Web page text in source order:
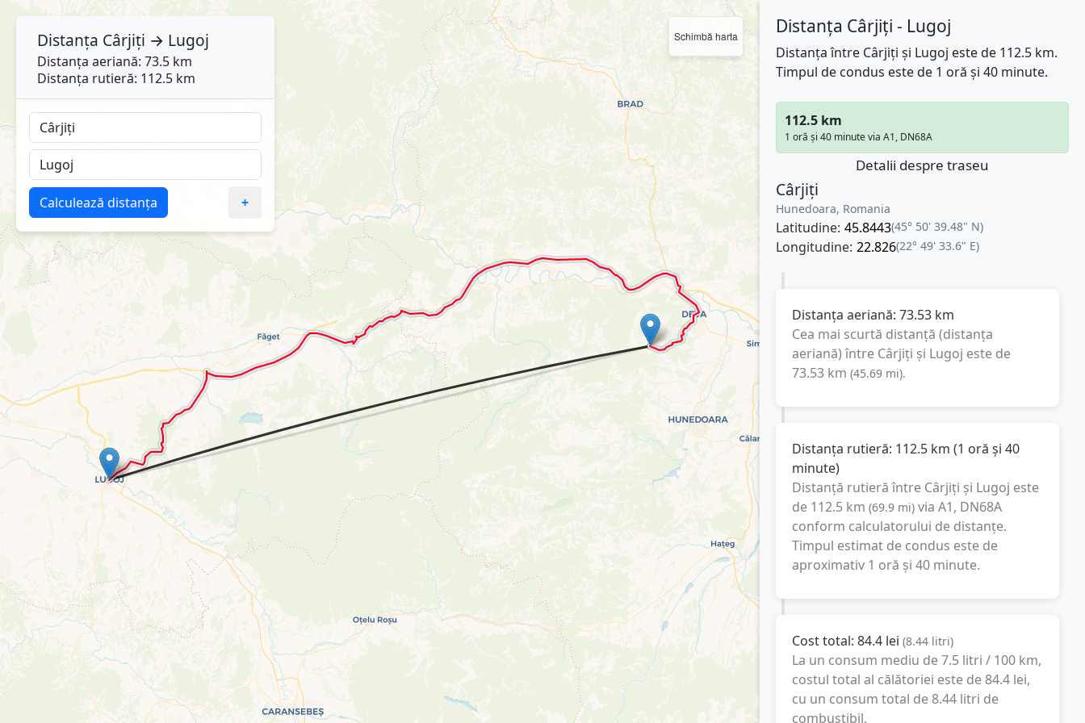
Schimbă harta Distanța Cârjiți - Lugoj
Distanța între Cârjiți și Lugoj este de 112.5 km.
Timpul de condus este de 1 oră și 40 minute.
112.5 km
1 oră și 40 minute via A1, DN68A
Detalii despre traseu
Cârjiți
Hunedoara, Romania
Latitudine: 45.8443(45° 50' 39.48" N)
Longitudine: 22.826(22° 49' 33.6" E)
Distanța aeriană: 73.53 km
Cea mai scurtă distanță (distanța
aeriană) între Cârjiți și Lugoj este de
73.53 km (45.69 mi).
Distanța rutieră: 112.5 km (1 oră și 40
minute)
Distanță rutieră între Cârjiți și Lugoj este
de 112.5 km (69.9 mi) via A1, DN68A
conform calculatorului de distanțe.
Timpul estimat de condus este de
aproximativ 1 oră și 40 minute.
Cost total: 84.4 lei (8.44 litri)
La un consum mediu de7.5 litri / 100 km,
costul total al călătoriei este de 84.4 lei,
cu un consum total de 8.44 litri de
combustibil.
Distanța Cârjiți → Lugoj
Distanța aeriană: 73.5 km
Distanța rutieră: 112.5 km
Calculează distanța +